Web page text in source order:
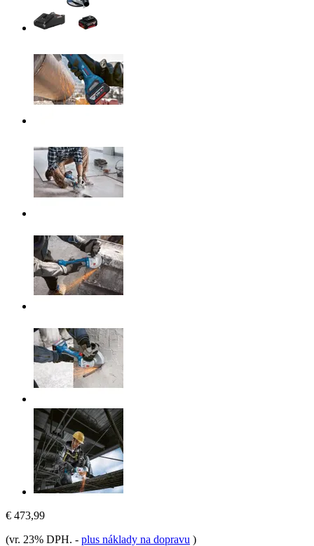
€ 473,99
(vr. 23% DPH. - plus náklady na dopravu )